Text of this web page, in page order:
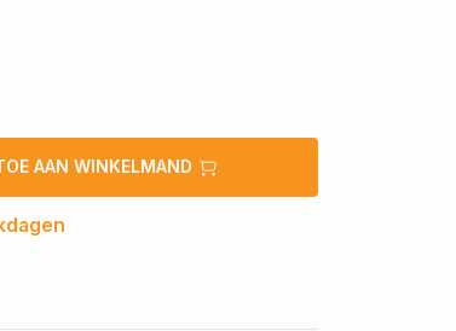
AAN WINKELMAND